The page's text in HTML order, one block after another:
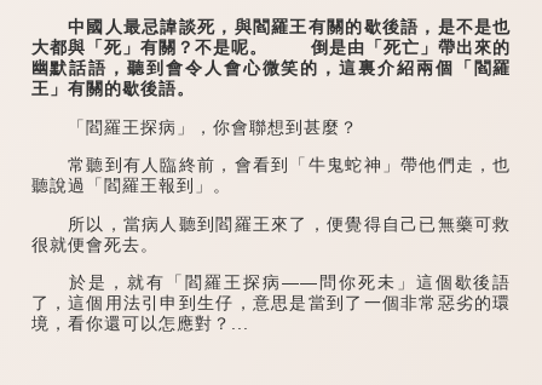
中國人最忌諱談死，與閻羅王有關的歇後語，是不是也
大都與「死」有關？不是呢。 倒是由「死亡」帶出來的
幽默話語，聽到會令人會心微笑的，這裏介紹兩個「閻羅
王」有關的歇後語。
「閻羅王探病」，你會聯想到甚麼？
常聽到有人臨終前，會看到「牛鬼蛇神」帶他們走，也
聽說過「閻羅王報到」。
所以，當病人聽到閻羅王來了，便覺得自己已無藥可救
很就便會死去。
於是，就有「閻羅王探病——問你死未」這個歇後語
了，這個用法引申到生仔，意思是當到了一個非常惡劣的環
境，看你還可以怎應對？...